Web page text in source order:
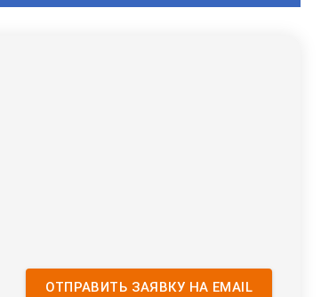
ОТПРАВИТЬ ЗАЯВКУ НА EMAIL